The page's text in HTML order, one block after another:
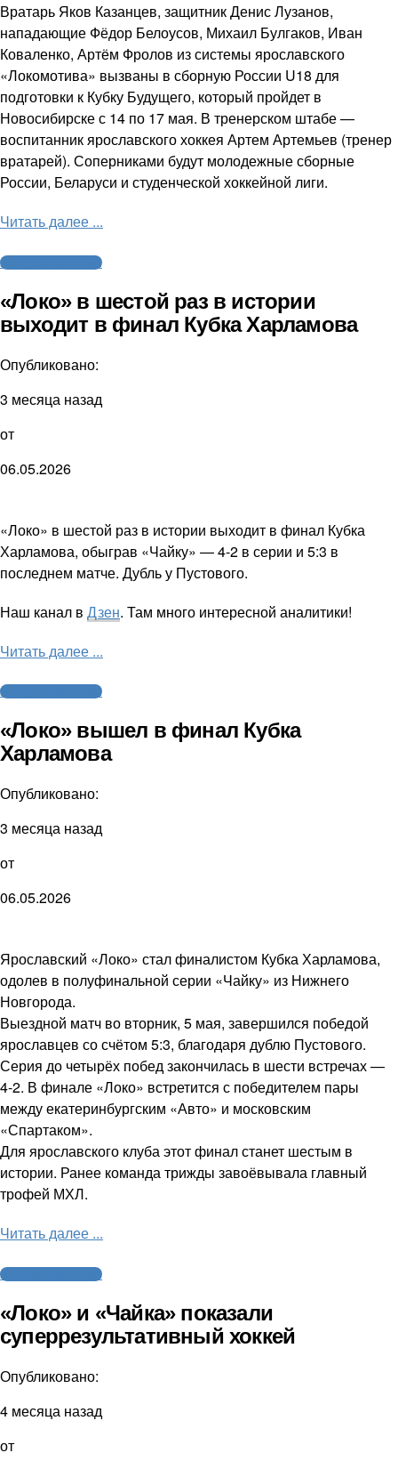
Вратарь Яков Казанцев, защитник Денис Лузанов,
нападающие Фёдор Белоусов, Михаил Булгаков, Иван
Коваленко, Артём Фролов из системы ярославского
«Локомотива» вызваны в сборную России U18 для
подготовки к Кубку Будущего, который пройдет в
Новосибирске с 14 по 17 мая. В тренерском штабе —
воспитанник ярославского хоккея Артем Артемьев (тренер
вратарей). Соперниками будут молодежные сборные
России, Беларуси и студенческой хоккейной лиги.
Читать далее ...
Молодежный хоккей
«Локо» в шестой раз в истории
выходит в финал Кубка Харламова
Опубликовано:
3 месяца назад
от
06.05.2026
«Локо» в шестой раз в истории выходит в финал Кубка
Харламова, обыграв «Чайку» — 4-2 в серии и 5:3 в
последнем матче. Дубль у Пустового.
Наш канал в Дзен. Там много интересной аналитики!
Читать далее ...
Молодежный хоккей
«Локо» вышел в финал Кубка
Харламова
Опубликовано:
3 месяца назад
от
06.05.2026
Ярославский «Локо» стал финалистом Кубка Харламова,
одолев в полуфинальной серии «Чайку» из Нижнего
Новгорода.
Выездной матч во вторник, 5 мая, завершился победой
ярославцев со счётом 5:3, благодаря дублю Пустового.
Серия до четырёх побед закончилась в шести встречах —
4-2. В финале «Локо» встретится с победителем пары
между екатеринбургским «Авто» и московским
«Спартаком».
Для ярославского клуба этот финал станет шестым в
истории. Ранее команда трижды завоёвывала главный
трофей МХЛ.
Читать далее ...
Молодежный хоккей
«Локо» и «Чайка» показали
суперрезультативный хоккей
Опубликовано:
4 месяца назад
от